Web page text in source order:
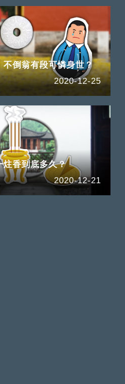
倒翁有段可憐身世？
2020-12-25
炷香到底多久？
2020-12-21